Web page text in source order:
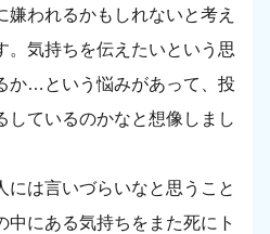
嫌われるかもしれないと考え
。気持ちを伝えたいという思
か…という悩みがあって、投
しているのかなと想像しまし
には言いづらいなと思うこと
中にある気持ちをまた死にト